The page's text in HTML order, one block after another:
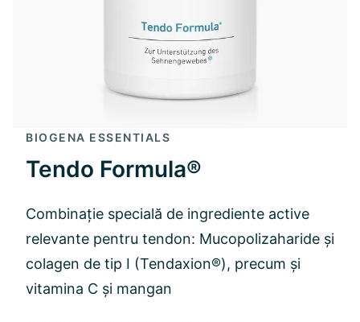
BIOGENA ESSENTIALS
Tendo Formula®
Combinație specială de ingrediente active
relevante pentru tendon: Mucopolizaharide și
colagen de tip I (Tendaxion®), precum și
vitamina C și mangan